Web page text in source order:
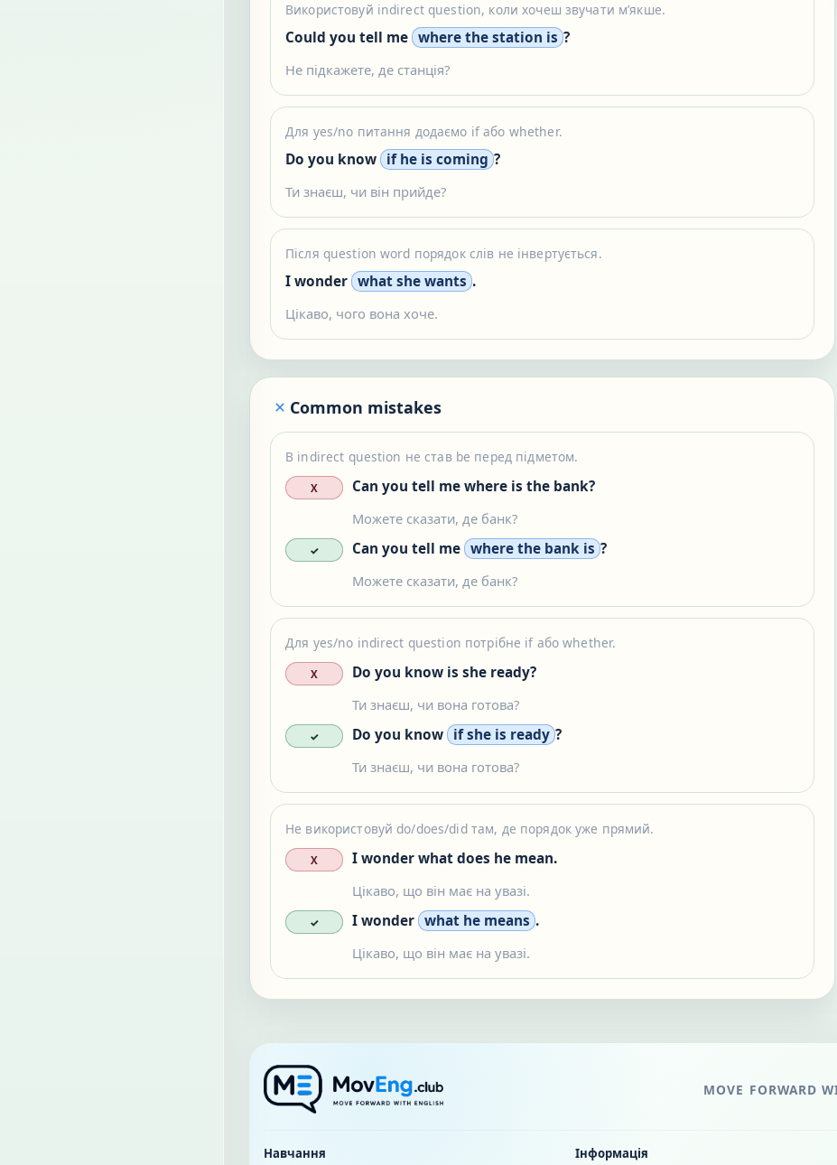
Використовуй indirect question, коли хочеш звучати мʼякше.
Could you tell me where the station is ?
Не підкажете, де станція?
Для yes/no питання додаємо if або whether.
Do you know if he is coming ?
Ти знаєш, чи він прийде?
Після question word порядок слів не інвертується.
I wonder what she wants .
Цікаво, чого вона хоче.
Common mistakes
В indirect question не став be перед підметом.
X Can you tell me where is the bank?
Можете сказати, де банк?
✓ Can you tell me where the bank is ?
Можете сказати, де банк?
Для yes/no indirect question потрібне if або whether.
X Do you know is she ready?
Ти знаєш, чи вона готова?
✓ Do you know if she is ready ?
Ти знаєш, чи вона готова?
Не використовуй do/does/did там, де порядок уже прямий.
X I wonder what does he mean.
Цікаво, що він має на увазі.
✓ I wonder what he means .
Цікаво, що він має на увазі.
MOVE FORWARD
Навчання Інформація